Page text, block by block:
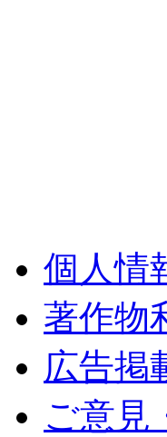
個人情
著作物
広告掲
ご意見